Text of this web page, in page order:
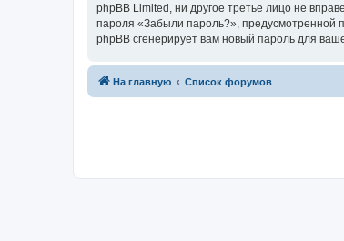
phpBB Limited, ни другое третье лицо не
пароля «Забыли пароль?», предусмотренной
phpBB сгенерирует вам новый пароль для
На главную Список форумов